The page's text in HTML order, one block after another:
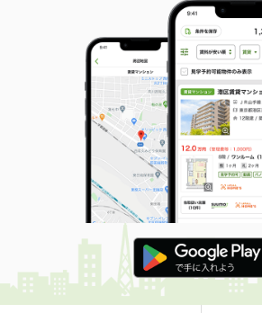
千葉県船橋市飯
84.55m²
間取り
3LDK
千葉県船橋市前原西２丁目
価 格
2,490万円
住 所
千葉県船橋市前
専有面積 68.76m²
間取り
2LDK
千葉県船橋市二子町
価 格
3,080万円
住 所
千葉県船橋市二子
専有面積